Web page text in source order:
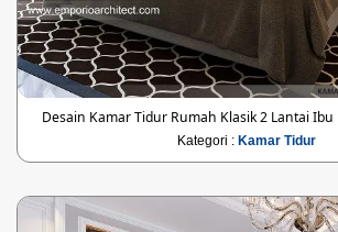
Desain Kamar Tidur Rumah Klasik 2 Lantai Ibu
Kategori : Kamar Tidur